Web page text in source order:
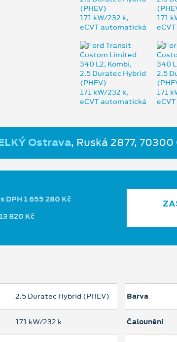
Ostrava, Ruská 2877,
DPH 1 655 280 Kč
820 Kč
2.5 Duratec Hybrid (PHEV)
171 kW/232 k
Barva
Čalounění